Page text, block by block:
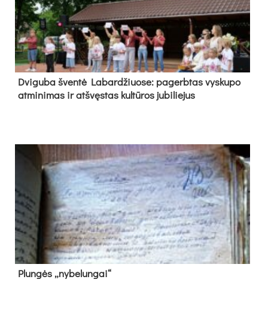
Dvi­gu­ba šven­tė La­bar­džiuo­se: pa­gerb­tas vys­ku­po
at­mi­ni­mas ir at­švęs­tas kul­tū­ros ju­bi­lie­jus
Plun­gės „ny­be­lun­gai“